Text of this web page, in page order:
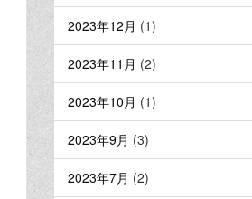
2023年12月 (1)
2023年11月 (2)
2023年10月 (1)
2023年9月 (3)
2023年7月 (2)